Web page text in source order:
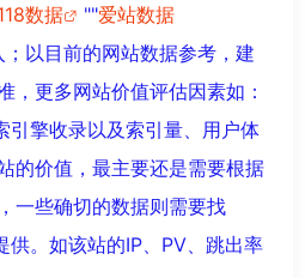
数据 ""爱站数据
；以目前的网站数据参考，建
，更多网站价值评估因素如：
引擎收录以及索引量、用户体
的价值，最主要还是需要根据
一些确切的数据则需要找
。如该站的IP、PV、跳出率